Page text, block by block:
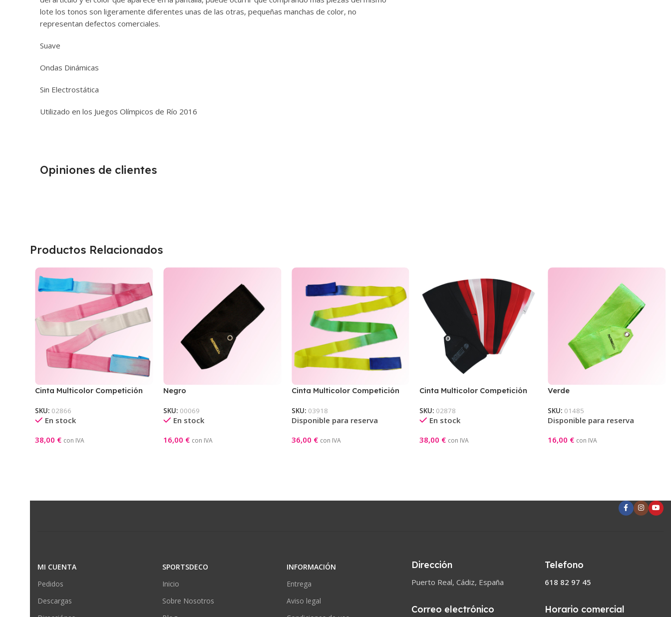
lote los tonos son ligeramente diferentes unas de las otras, pequeñas manchas de color, no
representan defectos comerciales.
Suave
Ondas Dinámicas
Sin Electrostática
Utilizado en los Juegos Olímpicos de Río 2016
Opiniones de clientes
Productos Relacionados
Cinta Multicolor Competición
SKU: 02866
En stock
38,00 € con IVA
Negro
SKU: 00069
En stock
16,00 € con IVA
Cinta Multicolor Competición
SKU: 03918
Disponible para reserva
36,00 € con IVA
Cinta Multicolor Competición
SKU: 02878
En stock
38,00 € con IVA
Verde
SKU: 01485
Disponible para reserva
16,00 € con IVA
MI CUENTA
Pedidos
Descargas
SPORTSDECO
Inicio
Sobre Nosotros
INFORMACIÓN
Entrega
Aviso legal
Dirección
Puerto Real, Cádiz, España
Correo electrónico
Telefono
618 82 97 45
Horario comercial